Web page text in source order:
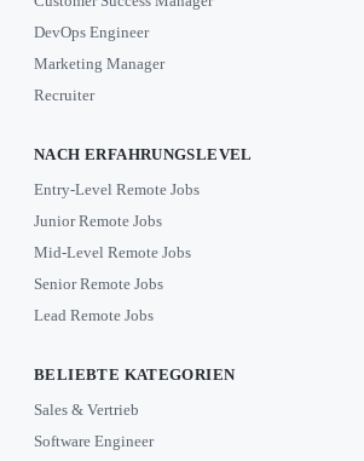
DevOps Engineer
Marketing Manager
Recruiter
NACH ERFAHRUNGSLEVEL
Entry-Level Remote Jobs
Junior Remote Jobs
Mid-Level Remote Jobs
Senior Remote Jobs
Lead Remote Jobs
BELIEBTE KATEGORIEN
Sales & Vertrieb
Software Engineer